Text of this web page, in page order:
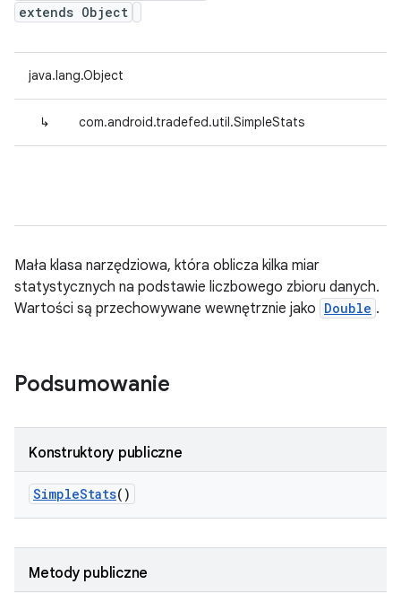
extends Object
java.lang.Object
↳ com.android.tradefed.util.SimpleStats
Mała klasa narzędziowa, która oblicza kilka miar
statystycznych na podstawie liczbowego zbioru danych.
Wartości są przechowywane wewnętrznie jako Double .
Podsumowanie
Konstruktory publiczne
SimpleStats()
Metody publiczne